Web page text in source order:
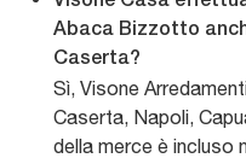
Abaca Bizzotto
Caserta?
Sì, Visone
Caserta, Napoli,
della merce è incluso